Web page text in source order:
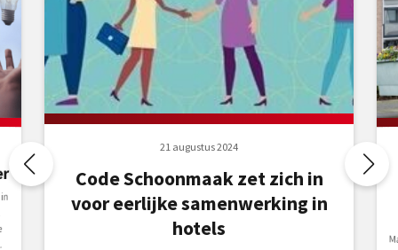
21 augustus 2024
Code Schoonmaak zet zich in
voor eerlijke samenwerking in
hotels